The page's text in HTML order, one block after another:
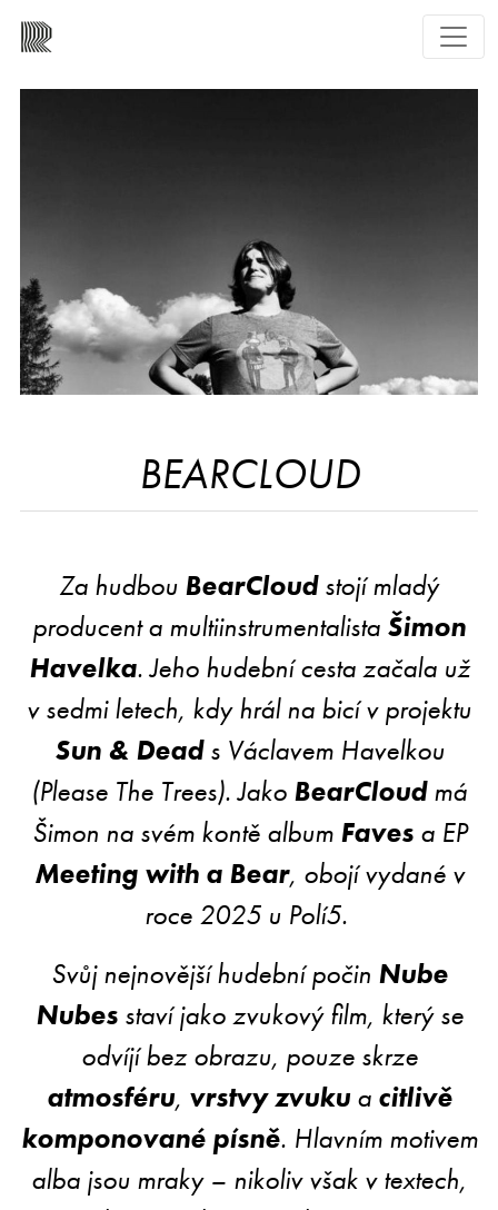
BEARCLOUD
Za hudbou BearCloudstojí mladý
producent a multiinstrumentalista Šimon
Havelka. Jeho hudební cesta začala už
v sedmi letech, kdy hrál na bicí v projektu
Sun & Deads Václavem Havelkou
(Please The Trees). Jako BearCloudmá
Šimon na svém kontě album Favesa EP
Meeting with a Bear, obojí vydané v
roce 2025 u Polí5.
Svůj nejnovější hudební počin Nube
Nubesstaví jako zvukový film, který se
odvíjí bez obrazu, pouze skrze
atmosféru, vrstvy zvukua citlivě
komponované písně. Hlavním motivem
alba jsou mraky – nikoliv však v textech,